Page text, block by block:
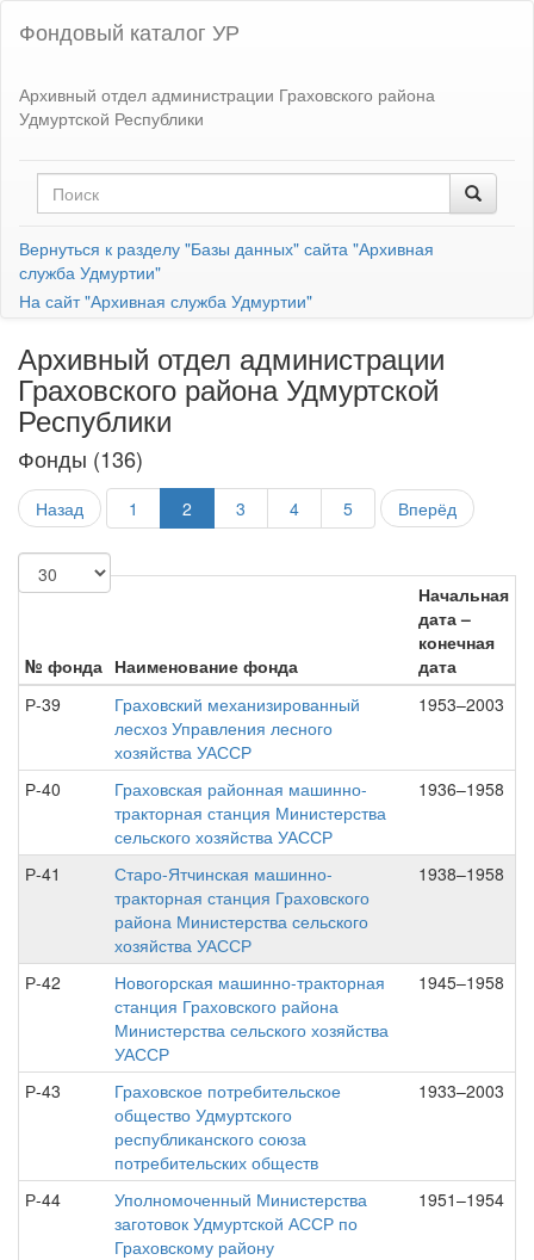
Фондовый каталог УР
Архивный отдел администрации Граховского района
Удмуртской Республики
Вернуться к разделу "Базы данных" сайта "Архивная
служба Удмуртии"
На сайт "Архивная служба Удмуртии"
Архивный отдел администрации
Граховского района Удмуртской
Республики
Фонды (136)
Назад 1 2 3 4 5 Вперёд
№ фонда Наименование фонда
Начальная
дата –
конечная
дата
Р-39
Граховский механизированный
лесхоз Управления лесного
хозяйства УАССР
1953–2003
Р-40
Граховская районная машинно-
тракторная станция Министерства
сельского хозяйства УАССР
1936–1958
Р-41
Старо-Ятчинская машинно-
тракторная станция Граховского
района Министерства сельского
хозяйства УАССР
1938–1958
Р-42
Новогорская машинно-тракторная
станция Граховского района
Министерства сельского хозяйства
УАССР
1945–1958
Р-43
Граховское потребительское
общество Удмуртского
республиканского союза
потребительских обществ
1933–2003
Р-44
Уполномоченный Министерства
заготовок Удмуртской АССР по
Граховскому району
1951–1954